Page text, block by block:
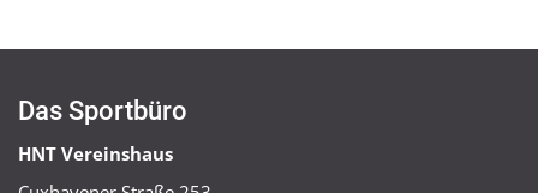
Das Sportbüro
HNT Vereinshaus